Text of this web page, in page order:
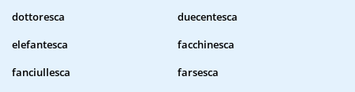
dottoresca
duecentesca
elefantesca
facchinesca
fanciullesca
farsesca